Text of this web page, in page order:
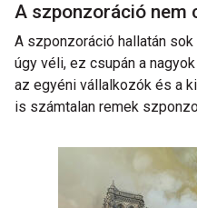
A szponzoráció nem
A szponzoráció hallatán
úgy véli, ez csupán a
az egyéni vállalkozók és a
is számtalan remek